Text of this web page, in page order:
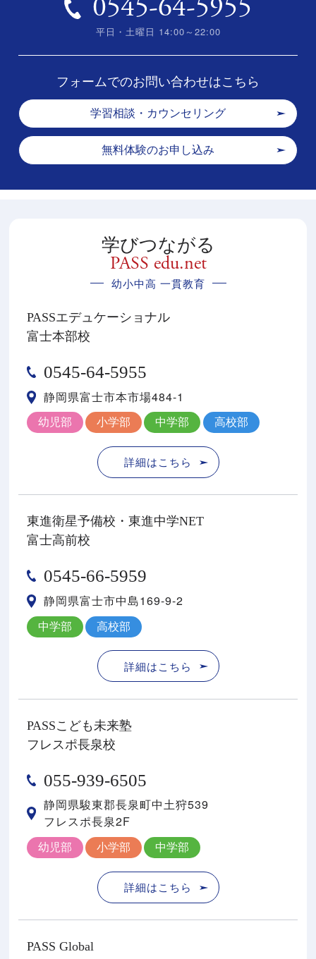
0545-64-5955
平日・土曜日 14:00～22:00
フォームでのお問い合わせはこちら
学習相談・カウンセリング
無料体験のお申し込み
学びつながる
PASS edu.net
幼小中高 一貫教育
PASSエデュケーショナル
富士本部校
0545-64-5955
静岡県富士市本市場484-1
幼児部 小学部 中学部 高校部
詳細はこちら
東進衛星予備校・東進中学NET
富士高前校
0545-66-5959
静岡県富士市中島169-9-2
中学部 高校部
詳細はこちら
PASSこども未来塾
フレスポ長泉校
055-939-6505
静岡県駿東郡⻑泉町中⼟狩539
フレスポ⻑泉2F
幼児部 小学部 中学部
詳細はこちら
PASS Global